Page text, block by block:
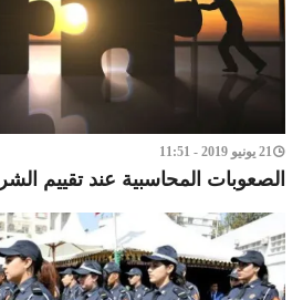
21 يونيو 2019 - 11:51
الصعوبات المحاسبية عند تقييم